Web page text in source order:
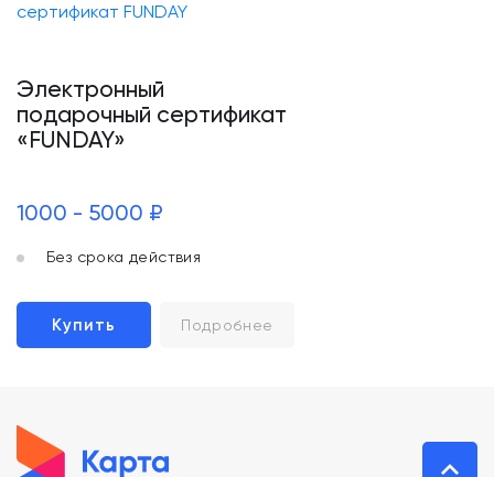
Электронный
подарочный сертификат
«FUNDAY»
1000 - 5000 ₽
Без срока действия
Купить Подробнее